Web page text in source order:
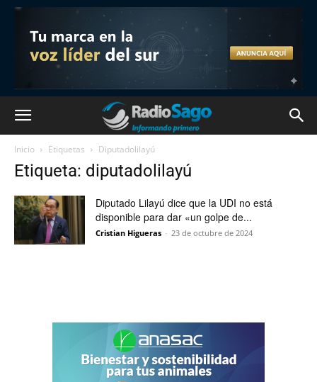
Inicio Etiquetas Diputadolilayú
Etiqueta: diputadolilayú
Diputado Lilayú dice que la UDI no está
disponible para dar «un golpe de...
Cristian Higueras - 23 de octubre de 2024